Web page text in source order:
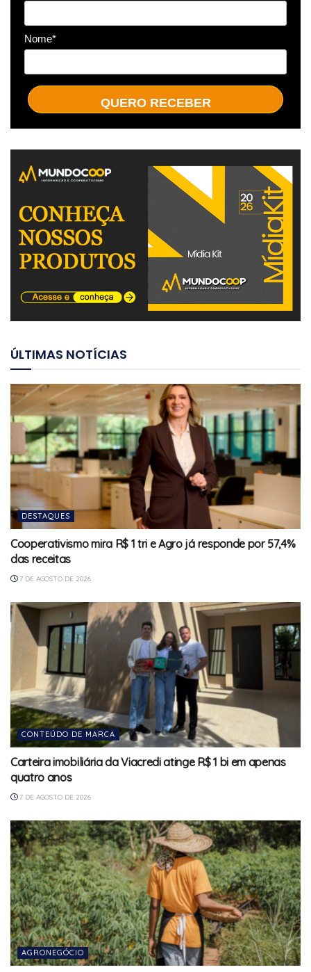
Nome*
QUERO RECEBER
ÚLTIMAS NOTÍCIAS
DESTAQUES
Cooperativismo mira R$ 1 tri e Agro já responde por 57,4%
das receitas
7 DE AGOSTO DE 2026
CONTEÚDO DE MARCA
Carteira imobiliária da Viacredi atinge R$ 1 bi em apenas
quatro anos
7 DE AGOSTO DE 2026
AGRONEGÓCIO